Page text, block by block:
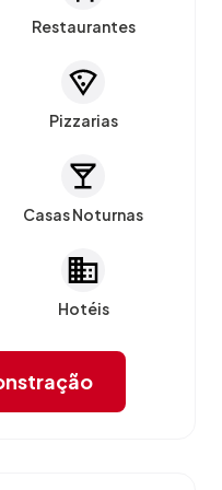
Restaurantes
Pizzarias
Casas Noturnas
Hotéis